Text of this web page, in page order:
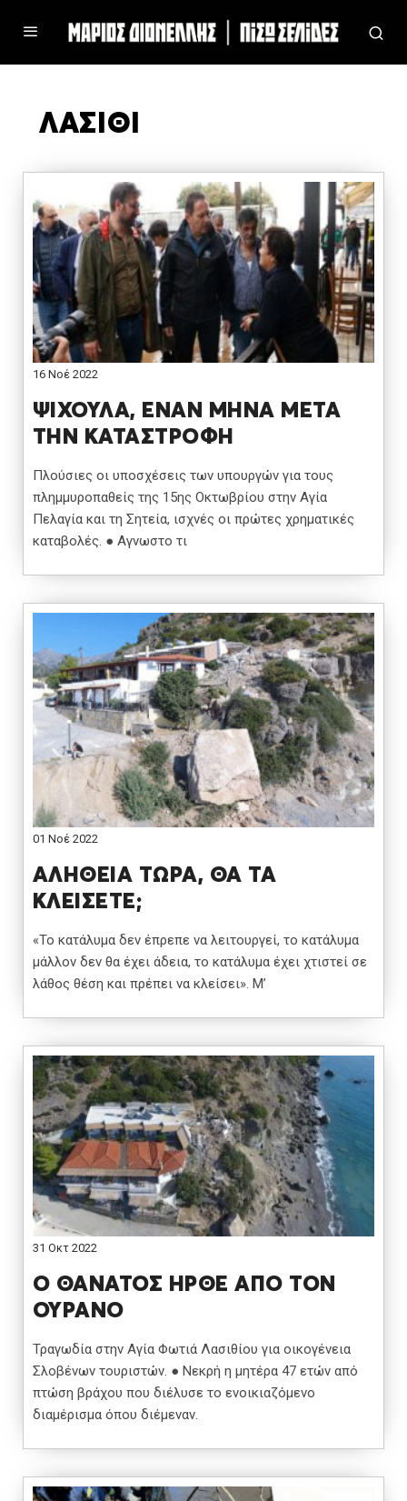
ΛΑΣΙΘΙ
16 Νοέ 2022
ΨΙΧΟΥΛΑ, ΕΝΑΝ ΜΗΝΑ ΜΕΤΑ
ΤΗΝ ΚΑΤΑΣΤΡΟΦΗ
Πλούσιες οι υποσχέσεις των υπουργών για τους
πλημμυροπαθείς της 15ης Οκτωβρίου στην Αγία
Πελαγία και τη Σητεία, ισχνές οι πρώτες χρηματικές
καταβολές. ● Αγνωστο τι
01 Νοέ 2022
ΑΛΗΘΕΙΑ ΤΩΡΑ, ΘΑ ΤΑ
ΚΛΕΙΣΕΤΕ;
«Το κατάλυμα δεν έπρεπε να λειτουργεί, το κατάλυμα
μάλλον δεν θα έχει άδεια, το κατάλυμα έχει χτιστεί σε
λάθος θέση και πρέπει να κλείσει». Μ’
31 Οκτ 2022
Ο ΘΑΝΑΤΟΣ ΗΡΘΕ ΑΠΟ ΤΟΝ
ΟΥΡΑΝΟ
Τραγωδία στην Αγία Φωτιά Λασιθίου για οικογένεια
Σλοβένων τουριστών. ● Νεκρή η μητέρα 47 ετών από
πτώση βράχου που διέλυσε το ενοικιαζόμενο
διαμέρισμα όπου διέμεναν.